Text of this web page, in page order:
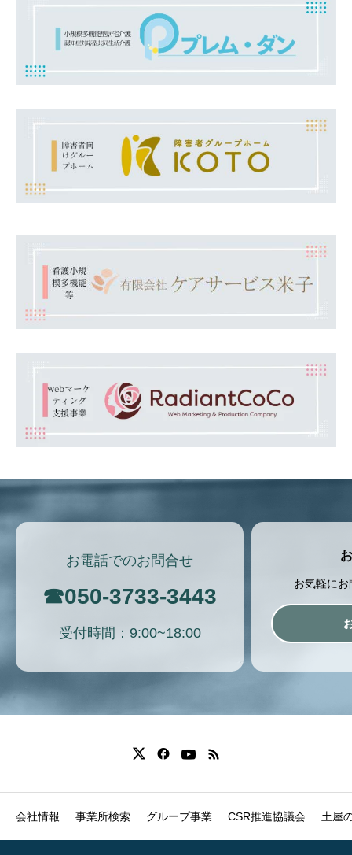
お電話でのお問合せ
☎050-3733-3443
受付時間：9:00~18:00
お気軽に
会社情報 事業所検索 グループ事業 CSR推進協議会 土屋